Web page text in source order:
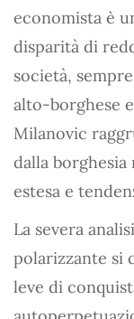
economista è
disparità di
società,
alto-borghese
Milanovic
dalla
estesa e
La severa
polarizzante si
leve di